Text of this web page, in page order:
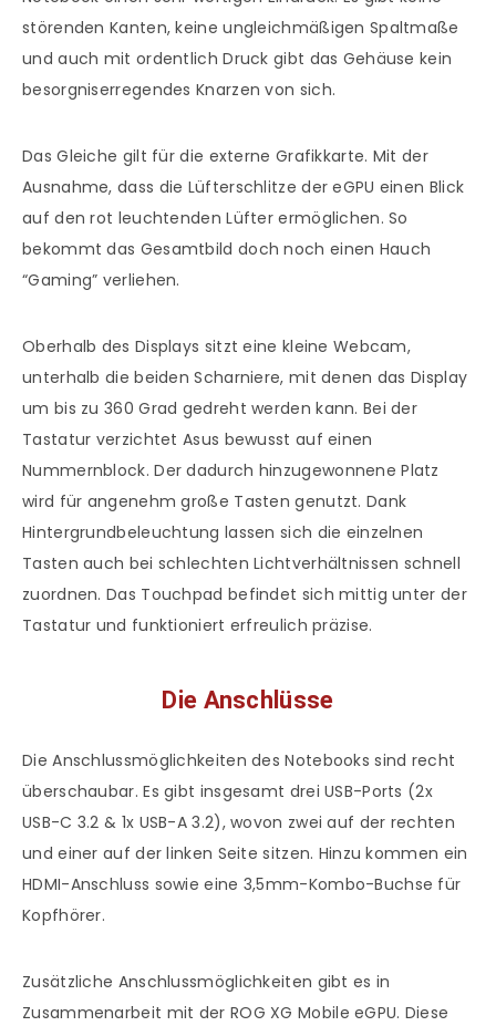
störenden Kanten, keine ungleichmäßigen Spaltmaße
und auch mit ordentlich Druck gibt das Gehäuse kein
besorgniserregendes Knarzen von sich.
Das Gleiche gilt für die externe Grafikkarte. Mit der
Ausnahme, dass die Lüfterschlitze der eGPU einen Blick
auf den rot leuchtenden Lüfter ermöglichen. So
bekommt das Gesamtbild doch noch einen Hauch
“Gaming” verliehen.
Oberhalb des Displays sitzt eine kleine Webcam,
unterhalb die beiden Scharniere, mit denen das Display
um bis zu 360 Grad gedreht werden kann. Bei der
Tastatur verzichtet Asus bewusst auf einen
Nummernblock. Der dadurch hinzugewonnene Platz
wird für angenehm große Tasten genutzt. Dank
Hintergrundbeleuchtung lassen sich die einzelnen
Tasten auch bei schlechten Lichtverhältnissen schnell
zuordnen. Das Touchpad befindet sich mittig unter der
Tastatur und funktioniert erfreulich präzise.
Die Anschlüsse
Die Anschlussmöglichkeiten des Notebooks sind recht
überschaubar. Es gibt insgesamt drei USB-Ports (2x
USB-C 3.2 & 1x USB-A 3.2), wovon zwei auf der rechten
und einer auf der linken Seite sitzen. Hinzu kommen ein
HDMI-Anschluss sowie eine 3,5mm-Kombo-Buchse für
Kopfhörer.
Zusätzliche Anschlussmöglichkeiten gibt es in
Zusammenarbeit mit der ROG XG Mobile eGPU. Diese